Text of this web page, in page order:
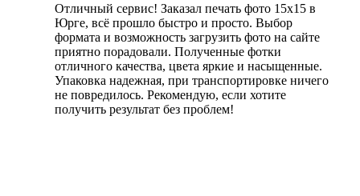
Отличный сервис! Заказал печать фото 15х15 в
Юрге, всё прошло быстро и просто. Выбор
формата и возможность загрузить фото на сайте
приятно порадовали. Полученные фотки
отличного качества, цвета яркие и насыщенные.
Упаковка надежная, при транспортировке ничего
не повредилось. Рекомендую, если хотите
получить результат без проблем!